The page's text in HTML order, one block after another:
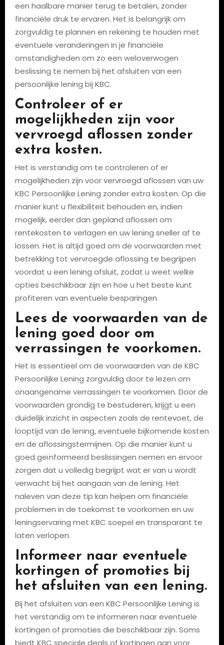
een haalbare manier terug te betalen, zonder
financiële druk te ervaren. Het is belangrijk om
zorgvuldig te plannen en rekening te houden met
eventuele veranderingen in je financiële
omstandigheden om zo een weloverwogen
beslissing te nemen bij het afsluiten van een
persoonlijke lening bij KBC.
Controleer of er
mogelijkheden zijn voor
vervroegd aflossen zonder
extra kosten.
Het is verstandig om te controleren of er
mogelijkheden zijn voor vervroegd aflossen van uw
KBC Persoonlijke Lening zonder extra kosten. Op die
manier kunt u flexibiliteit behouden en, indien
mogelijk, eerder dan gepland aflossen om
rentekosten te verlagen en uw lening sneller af te
lossen. Het is altijd goed om de voorwaarden met
betrekking tot vervroegde aflossing te begrijpen
voordat u een lening afsluit, zodat u weet welke
opties beschikbaar zijn en hoe u het beste kunt
profiteren van eventuele besparingen.
Lees de voorwaarden van de
lening goed door om
verrassingen te voorkomen.
Het is essentieel om de voorwaarden van de KBC
Persoonlijke Lening zorgvuldig door te lezen om
onaangename verrassingen te voorkomen. Door de
voorwaarden grondig te bestuderen, krijgt u een
duidelijk inzicht in aspecten zoals de rentevoet, de
looptijd van de lening, eventuele bijkomende kosten
en de aflossingstermijnen. Op die manier kunt u
goed geïnformeerd beslissingen nemen en ervoor
zorgen dat u volledig begrijpt wat er van u wordt
verwacht bij het aangaan van de lening. Het
naleven van deze tip kan helpen om financiële
problemen in de toekomst te voorkomen en uw
leningservaring met KBC soepel en transparant te
laten verlopen.
Informeer naar eventuele
kortingen of promoties bij
het afsluiten van een lening.
Bij het afsluiten van een KBC Persoonlijke Lening is
het verstandig om te informeren naar eventuele
kortingen of promoties die beschikbaar zijn. Soms
biedt KBC speciale deals of kortingen aan voor